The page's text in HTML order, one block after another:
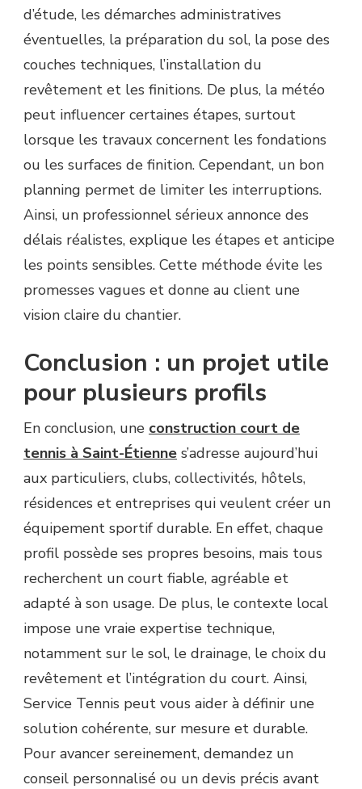
d’étude, les démarches administratives
éventuelles, la préparation du sol, la pose des
couches techniques, l’installation du
revêtement et les finitions. De plus, la météo
peut influencer certaines étapes, surtout
lorsque les travaux concernent les fondations
ou les surfaces de finition. Cependant, un bon
planning permet de limiter les interruptions.
Ainsi, un professionnel sérieux annonce des
délais réalistes, explique les étapes et anticipe
les points sensibles. Cette méthode évite les
promesses vagues et donne au client une
vision claire du chantier.
Conclusion : un projet utile
pour plusieurs profils
En conclusion, une construction court de
tennis à Saint-Étienne s’adresse aujourd’hui
aux particuliers, clubs, collectivités, hôtels,
résidences et entreprises qui veulent créer un
équipement sportif durable. En effet, chaque
profil possède ses propres besoins, mais tous
recherchent un court fiable, agréable et
adapté à son usage. De plus, le contexte local
impose une vraie expertise technique,
notamment sur le sol, le drainage, le choix du
revêtement et l’intégration du court. Ainsi,
Service Tennis peut vous aider à définir une
solution cohérente, sur mesure et durable.
Pour avancer sereinement, demandez un
conseil personnalisé ou un devis précis avant